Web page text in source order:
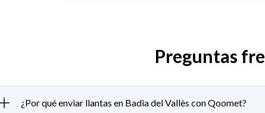
Preguntas
¿Por qué enviar llantas en Badia del Vallès con Qoomet?